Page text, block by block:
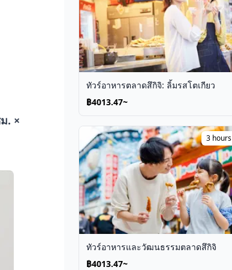
. ×
ทัวร์อาหารตลาดสึกิจิ: ลิ้มรสโตเกียว
฿4013.47~
3 hours
ทัวร์อาหารและวัฒนธรรมตลาดสึกิจิ
฿4013.47~